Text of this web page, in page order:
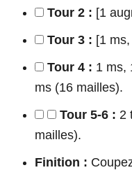
Tour 2 : [1
Tour 3 : [1
Tour 4 : 1 ms,
ms (16 mailles).
Tour 5-6 : 2
mailles).
Finition :